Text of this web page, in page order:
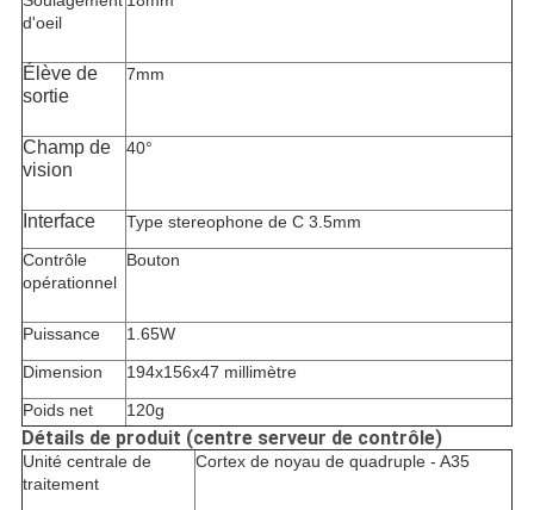
d'oeil
Élève de
sortie
7mm
Champ de
vision
40°
Interface
Type stereophone de C 3.5mm
Contrôle
opérationnel
Bouton
Puissance
1.65W
Dimension
194x156x47 millimètre
Poids net
120g
Détails de produit (centre serveur de contrôle)
Unité centrale de
traitement
Cortex de noyau de quadruple - A35